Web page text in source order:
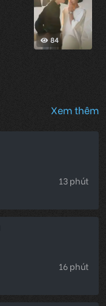
84
Xem thêm
13 phút
16 phút